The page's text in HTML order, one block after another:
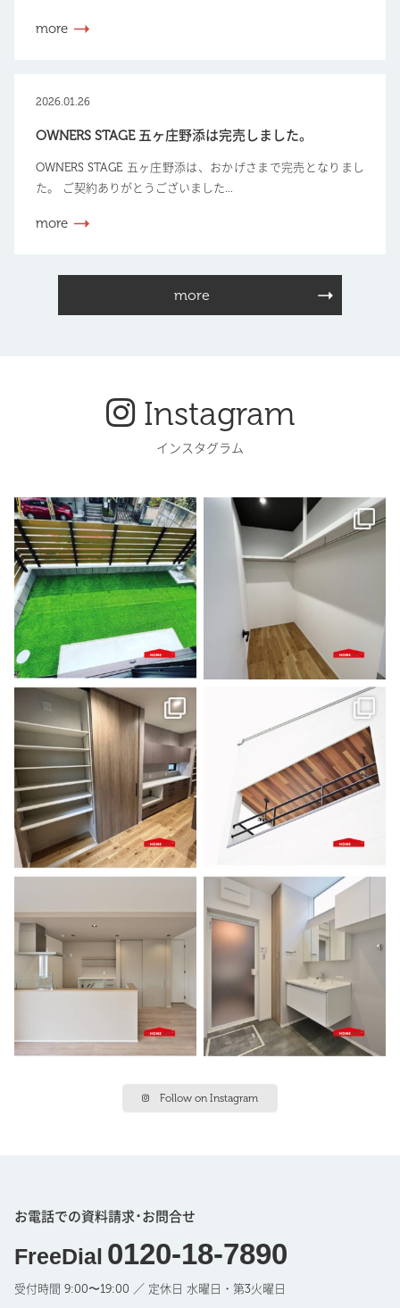
more
2026.01.26
OWNERS STAGE 五ヶ庄野添は完売しました。
OWNERS STAGE 五ヶ庄野添は、おかげさまで完売となりまし
た。 ご契約ありがとうございました...
more
more
Instagram
インスタグラム
Follow on Instagram
お電話での資料請求･お問合せ
FreeDial 0120-18-7890
受付時間 9:00〜19:00 ／ 定休日 水曜日・第3火曜日